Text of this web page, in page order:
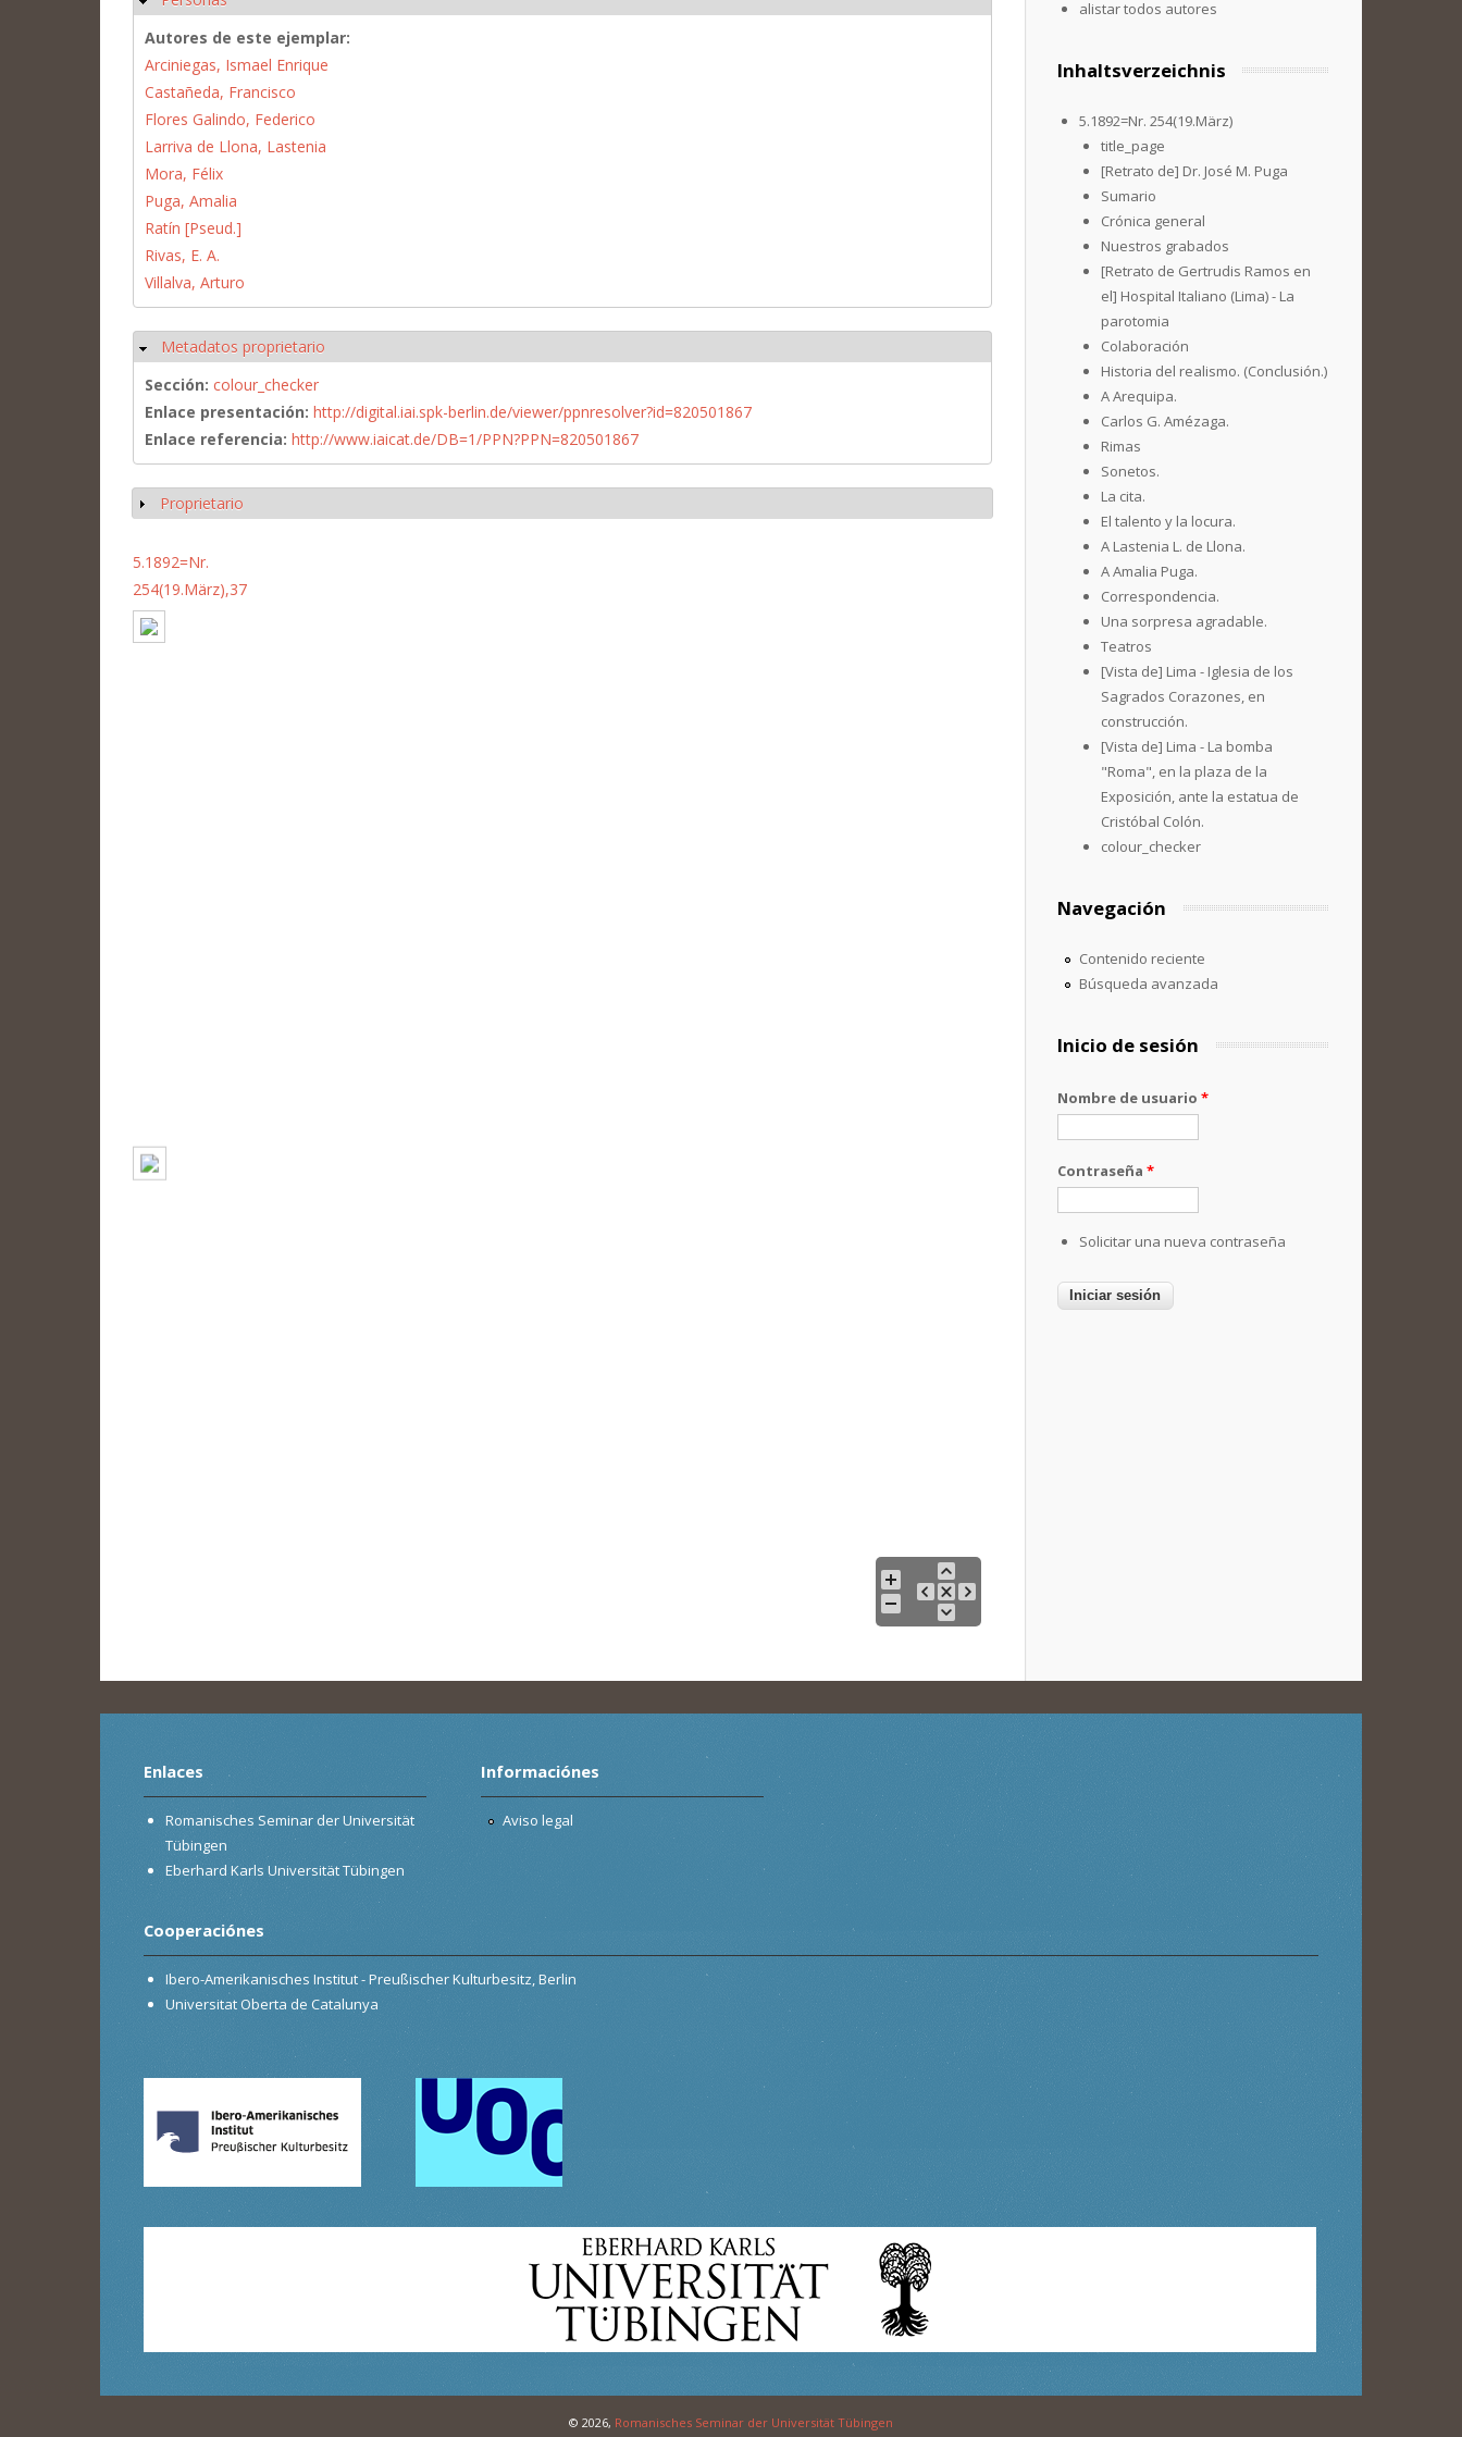
Autores de este ejemplar:
Arciniegas, Ismael Enrique
Castañeda, Francisco
Flores Galindo, Federico
Larriva de Llona, Lastenia
Mora, Félix
Puga, Amalia
Ratín [Pseud.]
Rivas, E. A.
Villalva, Arturo
Ocultar
Metadatos proprietario
Sección: colour_checker
Enlace presentación: http://digital.iai.spk-berlin.de/viewer/ppnresolver?id=820501867
Enlace referencia: http://www.iaicat.de/DB=1/PPN?PPN=820501867
Mostrar
Proprietario
5.1892=Nr.
254(19.März),37
alistar todos autores
Inhaltsverzeichnis
5.1892=Nr. 254(19.März)
title_page
[Retrato de] Dr. José M. Puga
Sumario
Crónica general
Nuestros grabados
[Retrato de Gertrudis Ramos en
el] Hospital Italiano (Lima) - La
parotomia
Colaboración
Historia del realismo. (Conclusión.)
A Arequipa.
Carlos G. Amézaga.
Rimas
Sonetos.
La cita.
El talento y la locura.
A Lastenia L. de Llona.
A Amalia Puga.
Correspondencia.
Una sorpresa agradable.
Teatros
[Vista de] Lima - Iglesia de los
Sagrados Corazones, en
construcción.
[Vista de] Lima - La bomba
"Roma", en la plaza de la
Exposición, ante la estatua de
Cristóbal Colón.
colour_checker
Navegación
Contenido reciente
Búsqueda avanzada
Inicio de sesión
Nombre de usuario *
Contraseña *
Solicitar una nueva contraseña
Enlaces
Romanisches Seminar der Universität
Tübingen
Eberhard Karls Universität Tübingen
Informaciónes
Aviso legal
Cooperaciónes
Ibero-Amerikanisches Institut - Preußischer Kulturbesitz, Berlin
Universitat Oberta de Catalunya
© 2026, Romanisches Seminar der Universität Tübingen